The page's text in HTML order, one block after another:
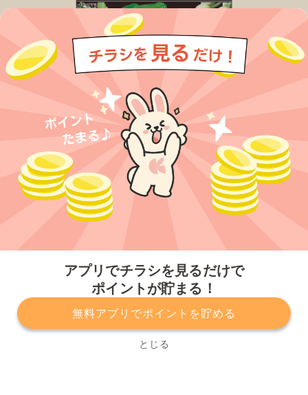
アプリでチラシを見るだけで
ポイントが貯まる！
無料アプリでポイントを貯める
とじる
プライバシーポリシー 利用規約
運営会社
サービスに関してのお問い合わせ